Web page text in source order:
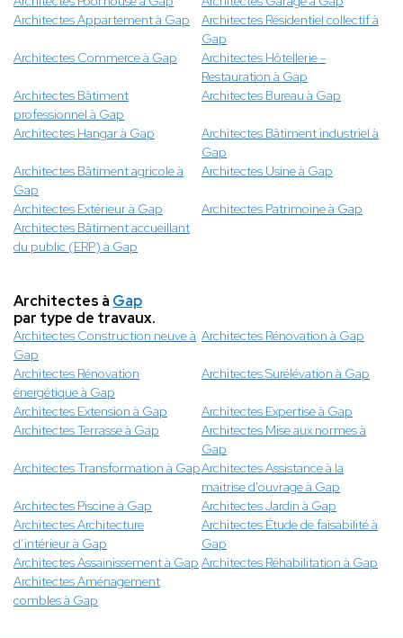
Architectes Appartement à Gap
Architectes Résidentiel collectif à
Gap
Architectes Commerce à Gap
Architectes Hôtellerie -
Restauration à Gap
Architectes Bâtiment
professionnel à Gap
Architectes Bureau à Gap
Architectes Hangar à Gap
Architectes Bâtiment industriel à
Gap
Architectes Bâtiment agricole à
Gap
Architectes Usine à Gap
Architectes Extérieur à Gap
Architectes Patrimoine à Gap
Architectes Bâtiment accueillant
du public (ERP) à Gap
Architectes à Gap
par type de travaux.
Architectes Construction neuve à
Gap
Architectes Rénovation à Gap
Architectes Rénovation
énergétique à Gap
Architectes Surélévation à Gap
Architectes Extension à Gap
Architectes Expertise à Gap
Architectes Terrasse à Gap
Architectes Mise aux normes à
Gap
Architectes Transformation à GapArchitectes Assistance à la
maitrise d'ouvrage à Gap
Architectes Piscine à Gap
Architectes Jardin à Gap
Architectes Architecture
d’intérieur à Gap
Architectes Étude de faisabilité à
Gap
Architectes Assainissement à Gap Architectes Réhabilitation à Gap
Architectes Aménagement
combles à Gap